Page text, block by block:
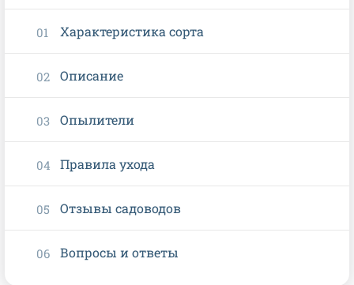
Характеристика сорта
Описание
Опылители
Правила ухода
Отзывы садоводов
Вопросы и ответы